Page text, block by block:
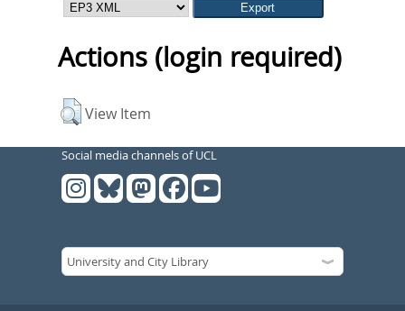
Actions (login required)
View Item
Social media channels of UCL